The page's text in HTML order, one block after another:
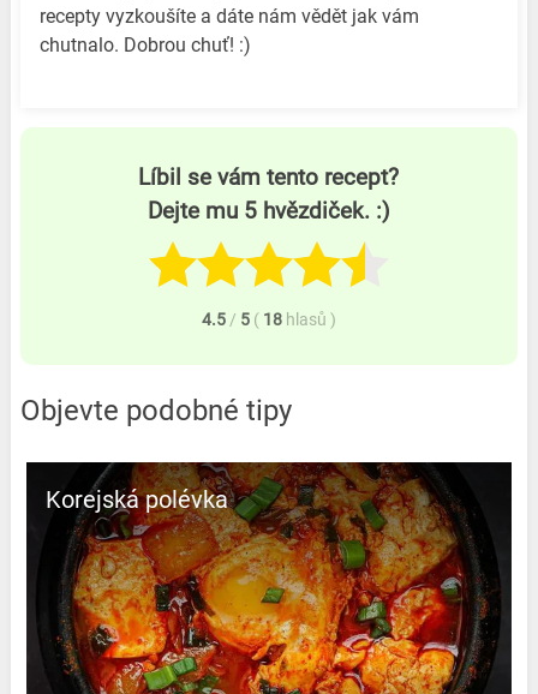
recepty vyzkoušíte a dáte nám vědět jak vám
chutnalo. Dobrou chuť! :)
Líbil se vám tento recept?
Dejte mu 5 hvězdiček. :)
4.5 / 5 ( 18 hlasů )
Objevte podobné tipy
Korejská polévka